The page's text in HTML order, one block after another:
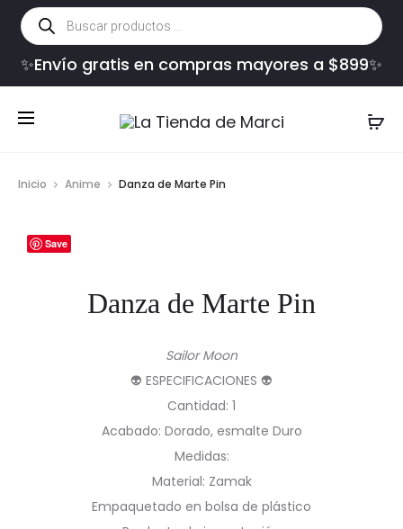
Búsqueda
de
productos
✨Envío gratis en compras mayores a $899✨
Inicio Anime Danza de Marte Pin
Save
Danza de Marte Pin
Sailor Moon
👽 ESPECIFICACIONES 👽
Cantidad: 1
Acabado: Dorado, esmalte Duro
Medidas:
Material: Zamak
Empaquetado en bolsa de plástico